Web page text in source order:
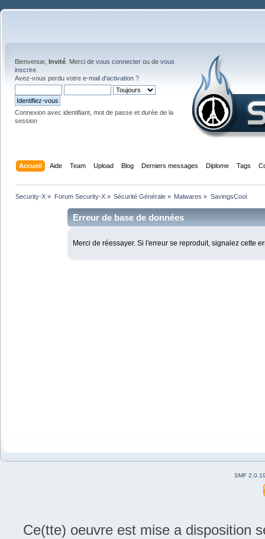
Bienvenue, Invité . Merci de vous connecter ou de vous
inscrire
Avez-vous perdu votre e-mail d'activation ?
Connexion avec identifiant, mot de passe et durée de la
session
Accueil Aide Team Upload Blog Derniers messages Diplome Tags
Security-X » Forum Security-X» Sécurité Générale» Malwares » SavingsCool
Erreur de base de données
Merci de réessayer. Si l'erreur se reproduit, signalez cette
SMF
Ce(tte) oeuvre est mise a disposition